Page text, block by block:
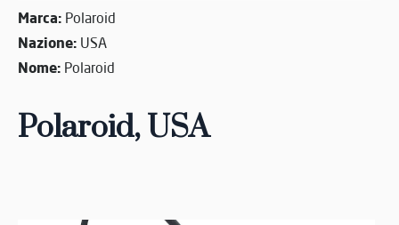
Marca: Polaroid
Nazione: USA
Nome: Polaroid
Polaroid, USA